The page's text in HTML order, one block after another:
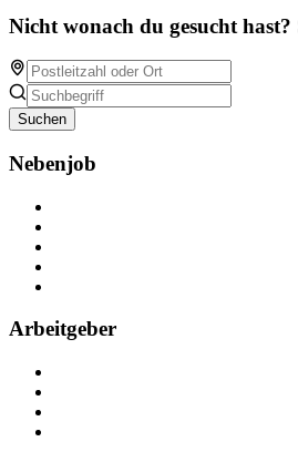
Nicht wonach du gesucht hast?
Suchen
Nebenjob
Arbeitgeber